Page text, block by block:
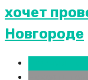
хочет
Новгороде